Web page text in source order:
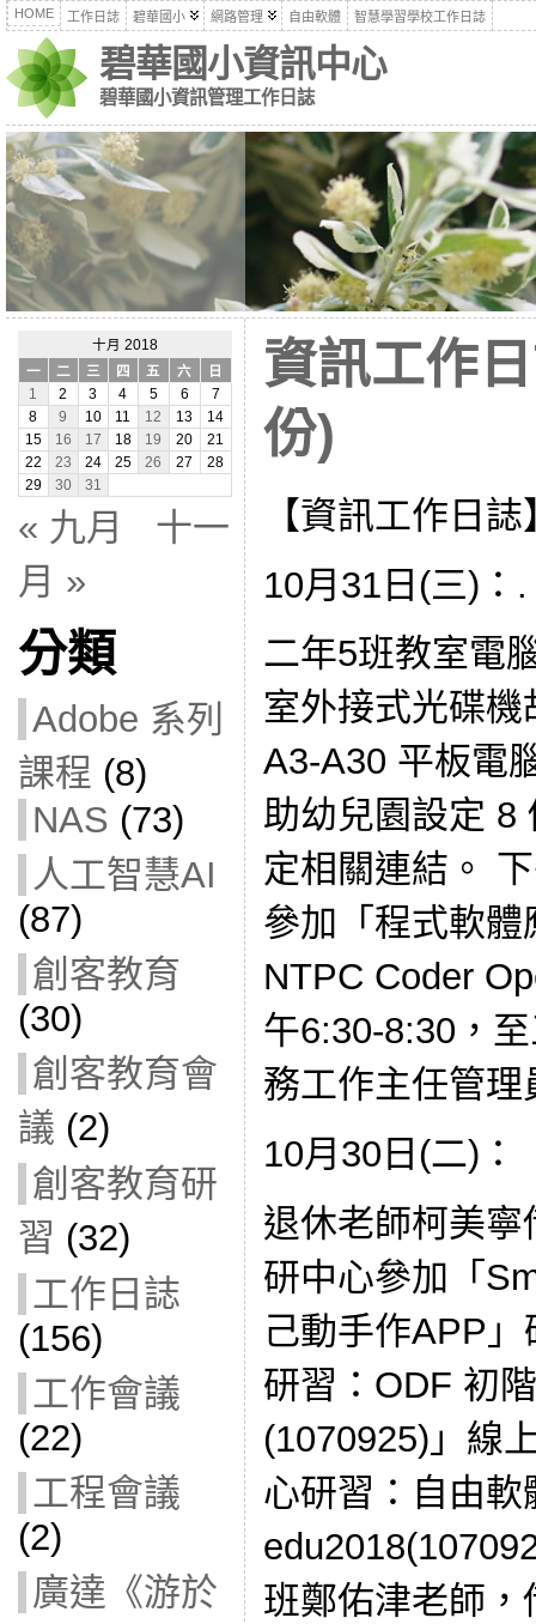
HOME 工作日誌 碧華國小 網路管理 自由軟體 智慧學習學校工作日誌
碧華國小資訊中心
碧華國小資訊管理工作日誌
十月 2018
一
二 三 四 五 六
日
1
2 3 4 5 6
7
8
9 10 11 12 13
14
15
16 17 18 19 20
21
22
23 24 25 26 27
28
29
30 31
« 九月
十一
月 »
分類
Adobe 系列
課程 (8)
NAS (73)
人工智慧AI
(87)
創客教育
(30)
創客教育會
議 (2)
創客教育研
習 (32)
工作日誌
(156)
工作會議
(22)
工程會議
(2)
廣達《游於
資訊工作
份)
【資訊工作日
10月31日(三)：.
二年5班教室電
室外接式光碟
A3-A30 平板電
助幼兒園設定 8
定相關連結。
參加「程式軟
NTPC Coder
午6:30-8:30，
務工作主任管
10月30日(二)：
退休老師柯美
研中心參加「
己動手作APP
研習：ODF 初
(1070925)」線
心研習：自由
班鄭佑津老師